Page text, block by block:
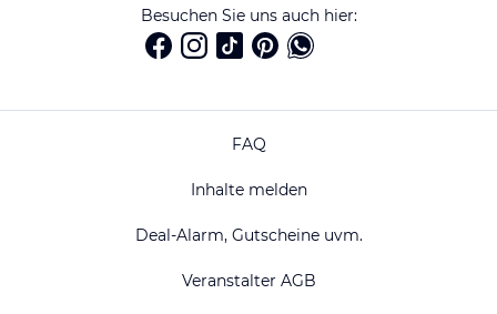
Besuchen Sie uns auch hier:
FAQ
Inhalte melden
Deal-Alarm, Gutscheine uvm.
Veranstalter AGB